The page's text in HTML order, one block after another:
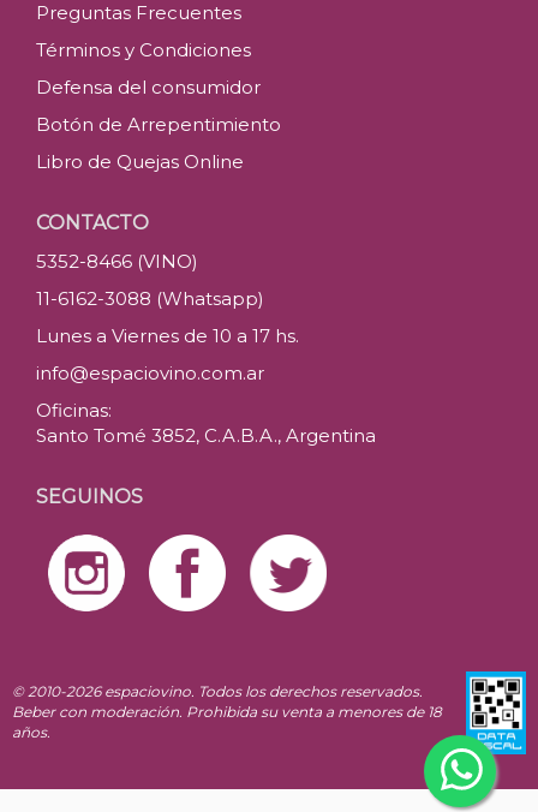
Preguntas Frecuentes
Términos y Condiciones
Defensa del consumidor
Botón de Arrepentimiento
Libro de Quejas Online
CONTACTO
5352-8466 (VINO)
11-6162-3088 (Whatsapp)
Lunes a Viernes de 10 a 17 hs.
info@espaciovino.com.ar
Oficinas:
Santo Tomé 3852, C.A.B.A., Argentina
SEGUINOS
© 2010-2026 espaciovino. Todos los derechos reservados.
Beber con moderación. Prohibida su venta a menores de 18
años.